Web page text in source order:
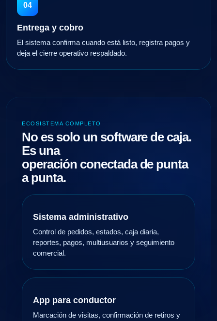
04
Entrega y cobro
El sistema confirma cuando está listo, registra pagos y
deja el cierre operativo respaldado.
ECOSISTEMA COMPLETO
No es solo un software de caja.
Es una
operación conectada de punta
a punta.
Sistema administrativo
Control de pedidos, estados, caja diaria,
reportes, pagos, multiusuarios y seguimiento
comercial.
App para conductor
Marcación de visitas, confirmación de retiros y